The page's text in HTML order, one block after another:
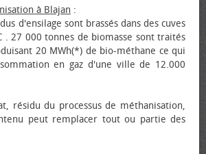
à Blajan :
d'ensilage sont brassés dans des cuves
. 27 000 tonnes de biomasse sont traités
20 MWh(*) de bio-méthane ce qui
en gaz d'une ville de 12.000
résidu du processus de méthanisation,
peut remplacer tout ou partie des